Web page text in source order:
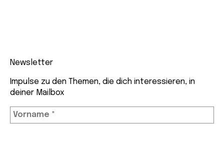
Newsletter
Impulse zu den Themen, die dich interessieren, in
deiner Mailbox